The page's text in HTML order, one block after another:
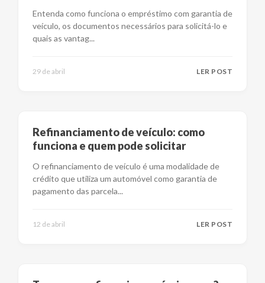
Entenda como funciona o empréstimo com garantia de
veículo, os documentos necessários para solicitá-lo e
quais as vantag...
29 de abril LER POST
Refinanciamento de veículo: como
funciona e quem pode solicitar
O refinanciamento de veículo é uma modalidade de
crédito que utiliza um automóvel como garantia de
pagamento das parcela...
12 de abril LER POST